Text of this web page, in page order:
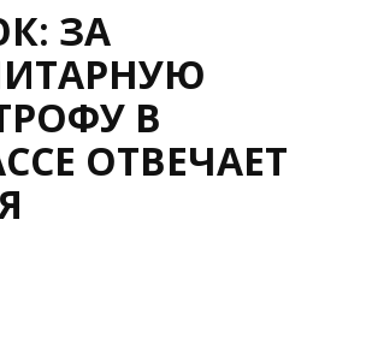
ЗА
В
ОТВЕЧАЕТ